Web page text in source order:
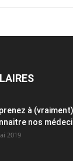
à (vraiment)
nos
2019